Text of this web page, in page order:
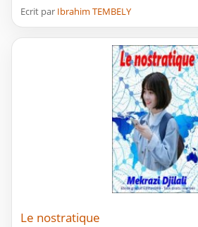
Ecrit par Ibrahim TEMBELY
Le nostratique